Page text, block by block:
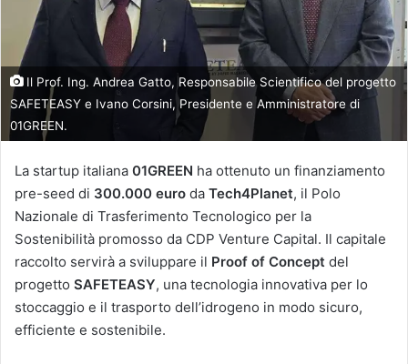
Il Prof. Ing. Andrea Gatto, Responsabile Scientifico del progetto
SAFETEASY e Ivano Corsini, Presidente e Amministratore di
01GREEN.
La startup italiana 01GREEN ha ottenuto un finanziamento
pre-seed di 300.000 euro da Tech4Planet, il Polo
Nazionale di Trasferimento Tecnologico per la
Sostenibilità promosso da CDP Venture Capital. Il capitale
raccolto servirà a sviluppare il Proof of Concept del
progetto SAFETEASY, una tecnologia innovativa per lo
stoccaggio e il trasporto dell’idrogeno in modo sicuro,
efficiente e sostenibile.